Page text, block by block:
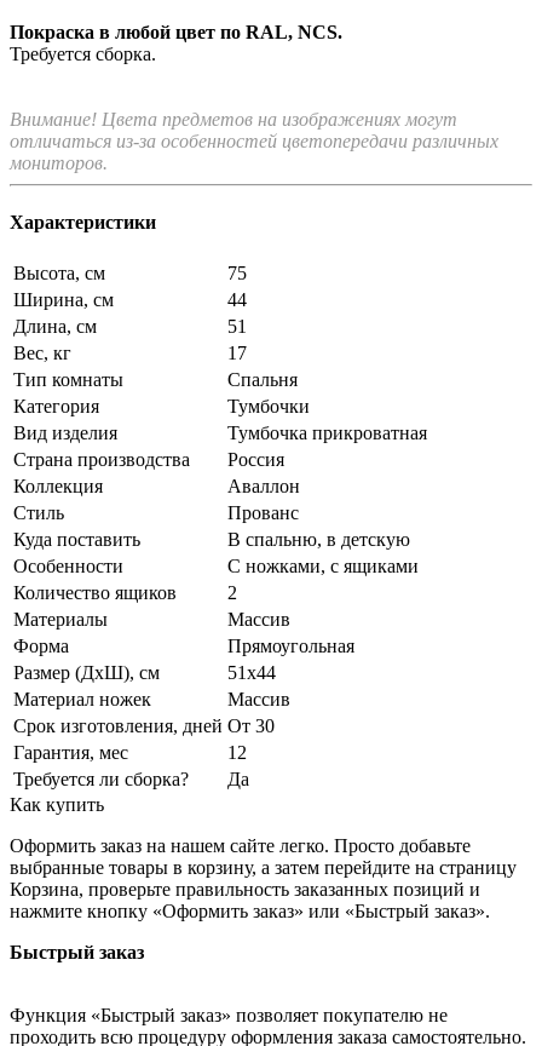
Покраска в любой цвет по RAL, NCS.
Требуется сборка.
Внимание! Цвета предметов на изображениях могут
отличаться из-за особенностей цветопередачи различных
мониторов.
Характеристики
Высота, см
75
Ширина, см
44
Длина, см
51
Вес, кг
17
Тип комнаты
Спальня
Категория
Тумбочки
Вид изделия
Тумбочка прикроватная
Страна производства
Россия
Коллекция
Аваллон
Стиль
Прованс
Куда поставить
В спальню, в детскую
Особенности
С ножками, с ящиками
Количество ящиков
2
Материалы
Массив
Форма
Прямоугольная
Размер (ДхШ), см
51х44
Материал ножек
Массив
Срок изготовления, дней От 30
Гарантия, мес
12
Требуется ли сборка?
Да
Как купить
Оформить заказ на нашем сайте легко. Просто добавьте
выбранные товары в корзину, а затем перейдите на страницу
Корзина, проверьте правильность заказанных позиций и
нажмите кнопку «Оформить заказ» или «Быстрый заказ».
Быстрый заказ
Функция «Быстрый заказ» позволяет покупателю не
проходить всю процедуру оформления заказа самостоятельно.